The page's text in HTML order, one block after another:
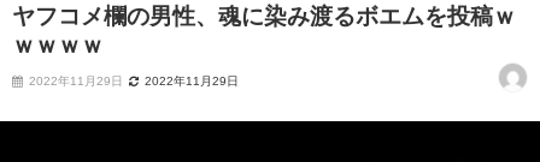
ヤフコメ欄の男性、魂に染み渡るボエムを投稿ｗ
ｗｗｗｗ
2022年11月29日 2022年11月29日